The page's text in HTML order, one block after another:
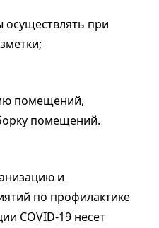
осуществлять при
помещений,
помещений.
и
по профилактике
COVID-19 несет